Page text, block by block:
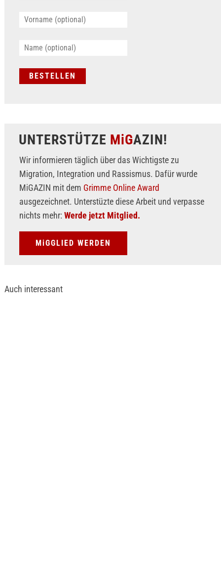
UNTERSTÜTZE MiGAZIN!
Wir informieren täglich über das Wichtigste zu
Migration, Integration und Rassismus. Dafür wurde
MiGAZIN mit dem Grimme Online Award
ausgezeichnet. Unterstüzte diese Arbeit und verpasse
nichts mehr: Werde jetzt Mitglied.
MiGGLIED WERDEN
Auch interessant